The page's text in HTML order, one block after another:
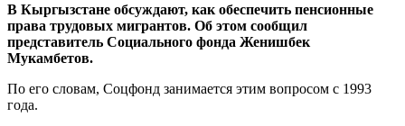
В Кыргызстане обсуждают, как обеспечить пенсионные
права трудовых мигрантов. Об этом сообщил
представитель Социального фонда Женишбек
Мукамбетов.
По его словам, Соцфонд занимается этим вопросом с 1993
года.